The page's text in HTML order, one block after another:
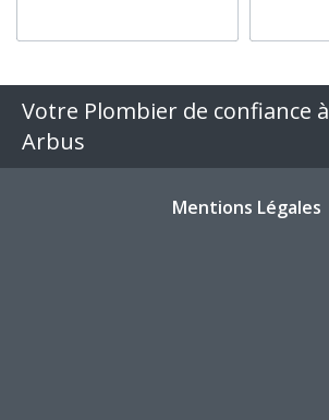
Votre Plombier de confiance à
Arbus
Mentions Légales